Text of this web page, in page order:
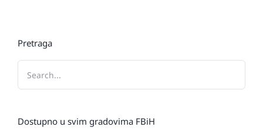
Pretraga
Dostupno u svim gradovima FBiH